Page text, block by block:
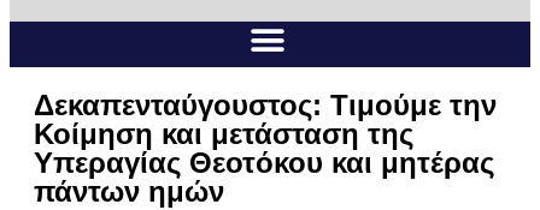
Δεκαπενταύγουστος: Τιμούμε την
Κοίμηση και μετάσταση της
Υπεραγίας Θεοτόκου και μητέρας
πάντων ημών